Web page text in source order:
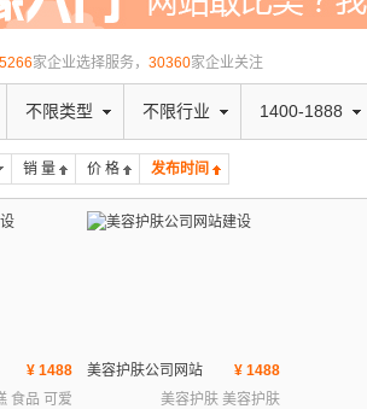
家企业选择服务， 30360家企业关注
不限类型 不限行业 1400-1888
销 量 价 格 发布时间
¥ 1488
食品 可爱
美容护肤公司网站
¥ 1488
美容护肤 美容护肤